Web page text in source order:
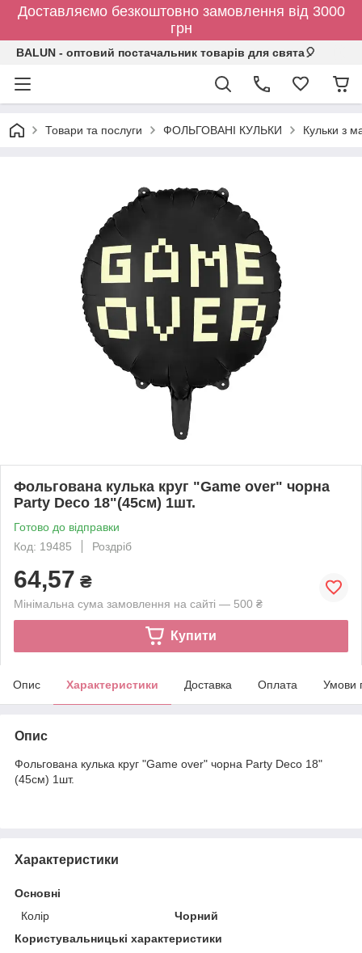
Доставляємо безкоштовно замовлення від 3000
грн
BALUN - оптовий постачальник товарів для свята🎈
Товари та послуги ФОЛЬГОВАНІ КУЛЬКИ Кульки з
Фольгована кулька круг "Game over" чорна
Party Deco 18"(45см) 1шт.
Готово до відправки
Код: 19485
Роздріб
64,57 ₴
Мінімальна сума замовлення на сайті — 500 ₴
Купити
Опис Характеристики Доставка Оплата Умови
Опис
Фольгована кулька круг "Game over" чорна Party Deco 18"
(45см) 1шт.
Характеристики
Основні
Колір
Чорний
Користувальницькі характеристики